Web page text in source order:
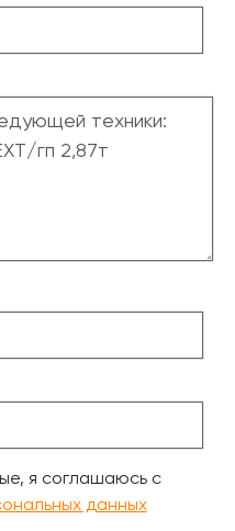
я соглашаюсь с
данных